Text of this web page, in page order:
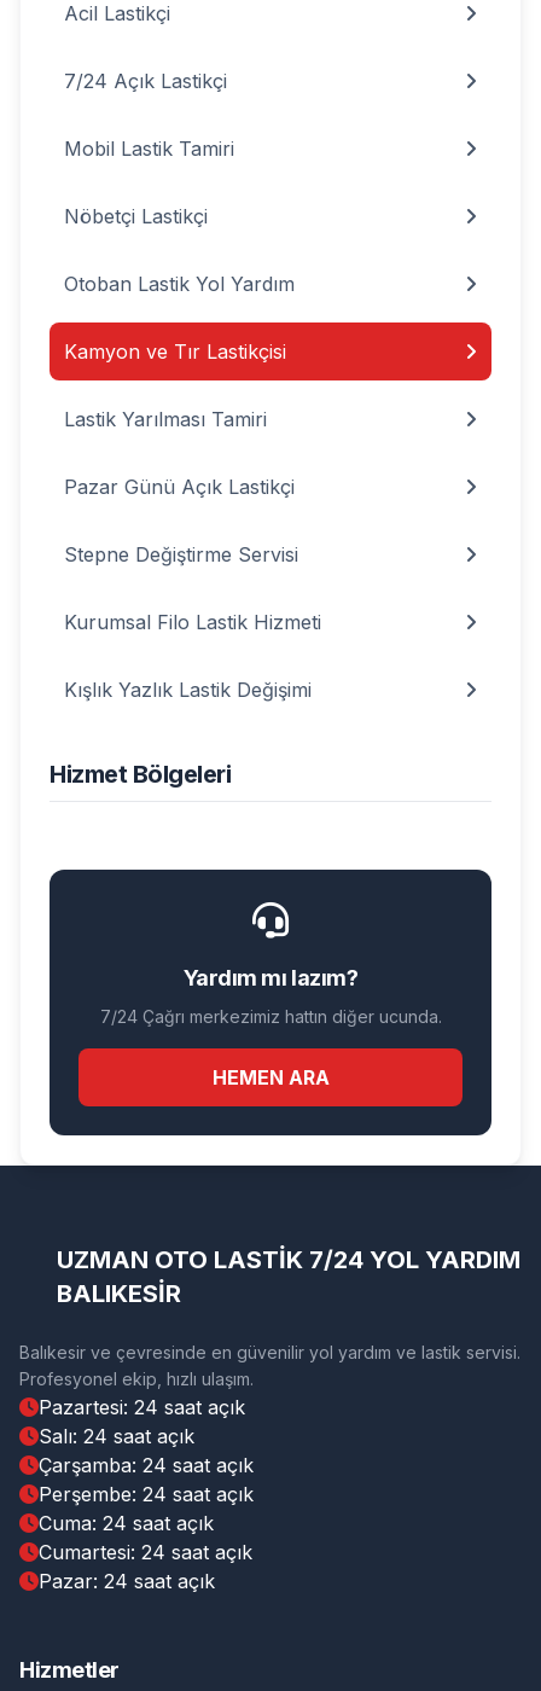
Acil Lastikçi
7/24 Açık Lastikçi
Mobil Lastik Tamiri
Nöbetçi Lastikçi
Otoban Lastik Yol Yardım
Kamyon ve Tır Lastikçisi
Lastik Yarılması Tamiri
Pazar Günü Açık Lastikçi
Stepne Değiştirme Servisi
Kurumsal Filo Lastik Hizmeti
Kışlık Yazlık Lastik Değişimi
Hizmet Bölgeleri
Yardım mı lazım?
7/24 Çağrı merkezimiz hattın diğer ucunda.
HEMEN ARA
UZMAN OTO LASTİK 7/24 YOL YARDIM
BALIKESİR
Balıkesir ve çevresinde en güvenilir yol yardım ve lastik servisi.
Profesyonel ekip, hızlı ulaşım.
Pazartesi: 24 saat açık
Salı: 24 saat açık
Çarşamba: 24 saat açık
Perşembe: 24 saat açık
Cuma: 24 saat açık
Cumartesi: 24 saat açık
Pazar: 24 saat açık
Hizmetler